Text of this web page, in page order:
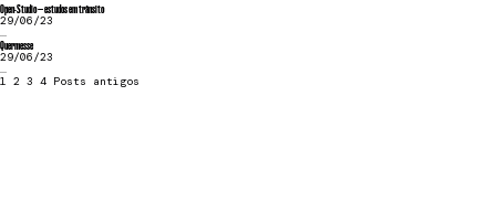
Open-Studio — estudos em trânsito
29/06/23
...
Quermesse
29/06/23
...
1 2 3 4 Posts antigos